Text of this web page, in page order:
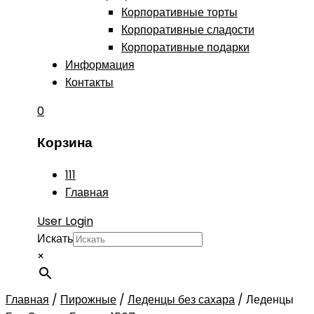
Корпоративные торты
Корпоративные сладости
Корпоративные подарки
Информация
Контакты
0
Корзина
111
Главная
User Login
Искать
×
Главная / Пирожные / Леденцы без сахара / Леденцы